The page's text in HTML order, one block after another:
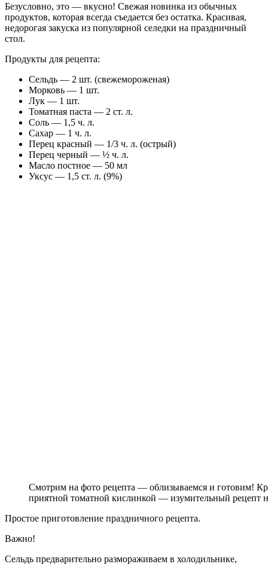
Безусловно, это — вкусно! Свежая новинка из обычных
продуктов, которая всегда съедается без остатка. Красивая,
недорогая закуска из популярной селедки на праздничный
стол.
Продукты для рецепта:
Сельдь — 2 шт. (свежемороженая)
Морковь — 1 шт.
Лук — 1 шт.
Томатная паста — 2 ст. л.
Соль — 1,5 ч. л.
Сахар — 1 ч. л.
Перец красный — 1/3 ч. л. (острый)
Перец черный — ½ ч. л.
Масло постное — 50 мл
Уксус — 1,5 ст. л. (9%)
Смотрим на фото рецепта — облизываемся и готовим!
приятной томатной кислинкой — изумительный рецепт
Простое приготовление праздничного рецепта.
Важно!
Сельдь предварительно размораживаем в холодильнике,